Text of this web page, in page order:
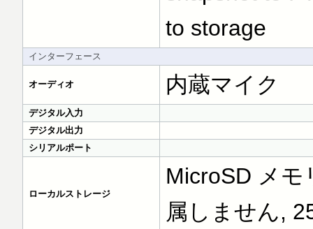
to storage
インターフェース
オーディオ 内蔵マイク
デジタル入力
デジタル出力
シリアルポート
ローカルストレージ
MicroSD メ
属しません,